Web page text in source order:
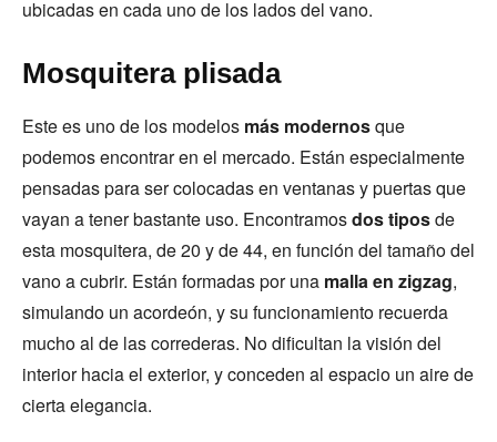
ubicadas en cada uno de los lados del vano.
Mosquitera plisada
Este es uno de los modelos más modernosque
podemos encontrar en el mercado. Están especialmente
pensadas para ser colocadas en ventanas y puertas que
vayan a tener bastante uso. Encontramosdos tiposde
esta mosquitera, de 20 y de 44, en función del tamaño del
vano a cubrir. Están formadas por una malla en zigzag,
simulando un acordeón, y su funcionamiento recuerda
mucho al de las correderas. No dificultan la visión del
interior hacia el exterior, y conceden al espacio un aire de
cierta elegancia.